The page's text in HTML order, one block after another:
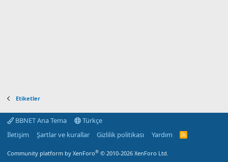
Etiketler
BBNET Ana Tema
Türkçe
İletişim
Şartlar ve kurallar Gizlilik politikası Yardım
R
Community platform by XenForo® © 2010-2026 XenForo Ltd.